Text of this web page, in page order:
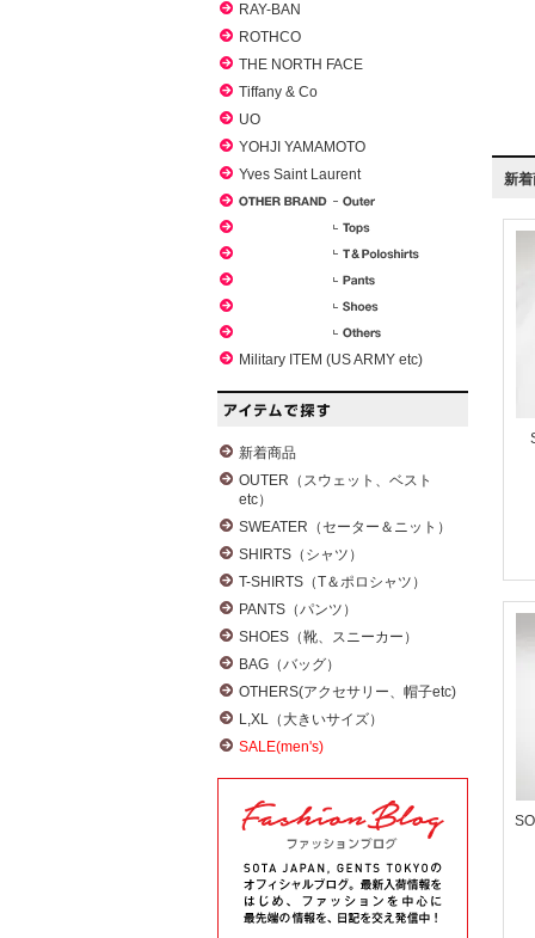
RAY-BAN
ROTHCO
THE NORTH FACE
Tiffany & Co
UO
YOHJI YAMAMOTO
Yves Saint Laurent
Military ITEM (US ARMY etc)
新着商品
OUTER（スウェット、ベスト
etc）
SWEATER（セーター＆ニット）
SHIRTS（シャツ）
T-SHIRTS（T＆ポロシャツ）
PANTS（パンツ）
SHOES（靴、スニーカー）
BAG（バッグ）
OTHERS(アクセサリー、帽子etc)
L,XL（大きいサイズ）
SALE(men's)
新